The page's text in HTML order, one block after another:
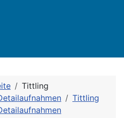
Tittling
Tittling